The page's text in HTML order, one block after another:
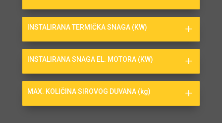
INSTALIRANA TERMIČKA SNAGA (KW)
INSTALIRANA SNAGA EL. MOTORA (KW)
MAX. KOLIČINA SIROVOG DUVANA (kg)